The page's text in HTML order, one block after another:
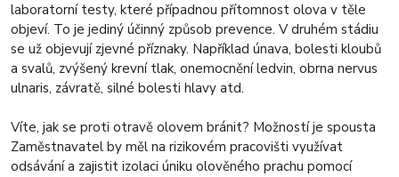
laboratorní testy, které případnou přítomnost olova v těle
objeví. To je jediný účinný způsob prevence. V druhém stádiu
se už objevují zjevné příznaky. Například únava, bolesti kloubů
a svalů, zvýšený krevní tlak, onemocnění ledvin, obrna nervus
ulnaris, závratě, silné bolesti hlavy atd.
Víte, jak se proti otravě olovem bránit? Možností je spousta
Zaměstnavatel by měl na rizikovém pracovišti využívat
odsávání a zajistit izolaci úniku olověného prachu pomocí